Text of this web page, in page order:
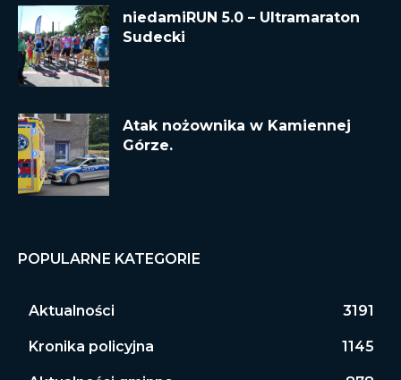
niedamiRUN 5.0 – Ultramaraton
Sudecki
Atak nożownika w Kamiennej
Górze.
POPULARNE KATEGORIE
Aktualności 3191
Kronika policyjna 1145